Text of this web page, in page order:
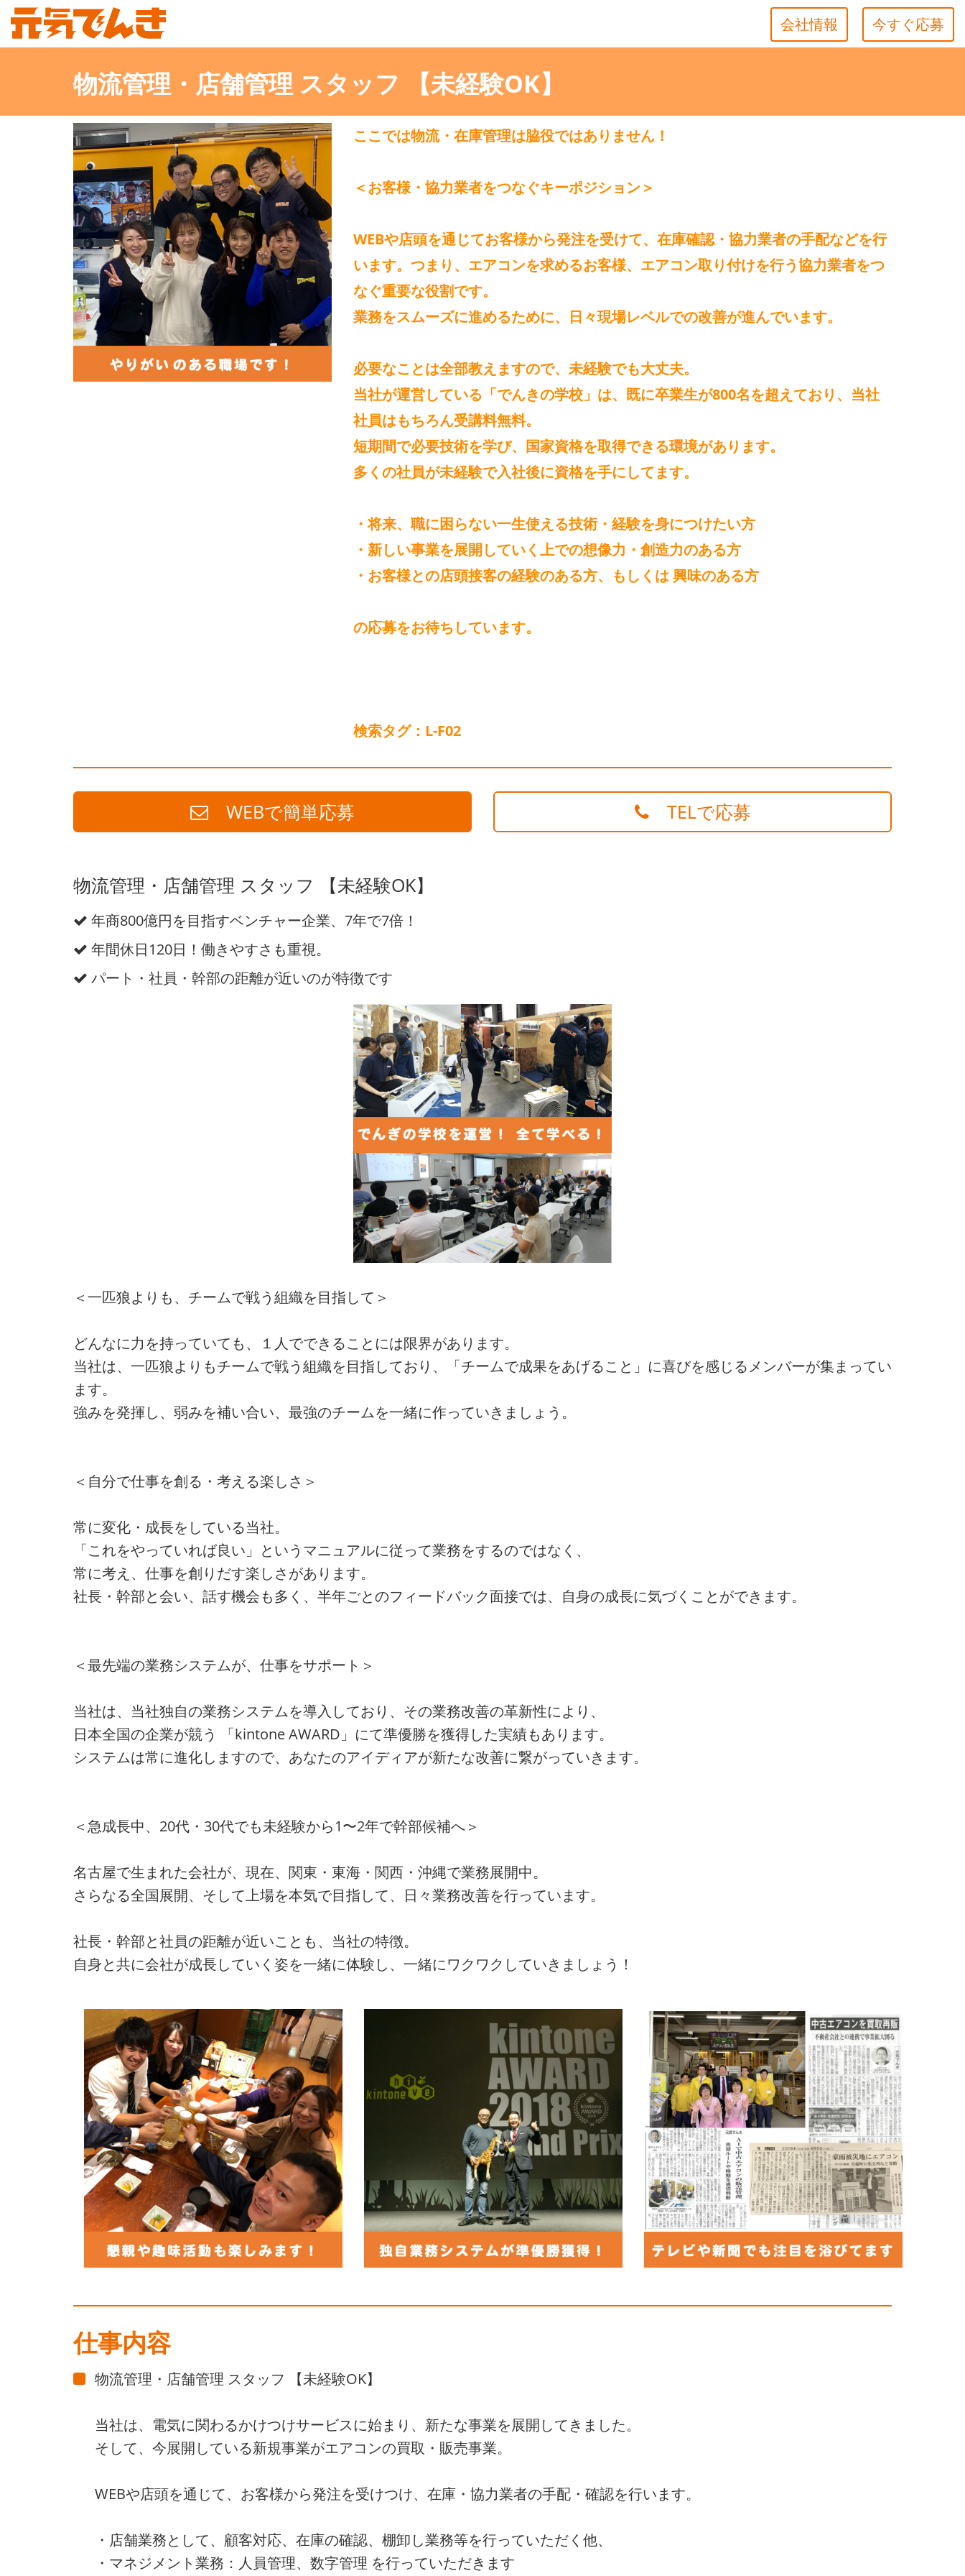
今すぐ応募
会社情報
物流管理・店舗管理 スタッフ 【未経験OK】
ここでは物流・在庫管理は脇役ではありません！
＜お客様・協力業者をつなぐキーポジション＞
WEBや店頭を通じてお客様から発注を受けて、在庫確認・協力業者の手配などを行
います。つまり、エアコンを求めるお客様、エアコン取り付けを行う協力業者をつ
なぐ重要な役割です。
業務をスムーズに進めるために、日々現場レベルでの改善が進んでいます。
必要なことは全部教えますので、未経験でも大丈夫。
当社が運営している「でんきの学校」は、既に卒業生が800名を超えており、当社
社員はもちろん受講料無料。
短期間で必要技術を学び、国家資格を取得できる環境があります。
多くの社員が未経験で入社後に資格を手にしてます。
・将来、職に困らない一生使える技術・経験を身につけたい方
・新しい事業を展開していく上での想像力・創造力のある方
・お客様との店頭接客の経験のある方、もしくは 興味のある方
の応募をお待ちしています。
検索タグ：L-F02
WEBで簡単応募 TELで応募
物流管理・店舗管理 スタッフ 【未経験OK】
年商800億円を目指すベンチャー企業、7年で7倍！
年間休日120日！働きやすさも重視。
パート・社員・幹部の距離が近いのが特徴です
＜一匹狼よりも、チームで戦う組織を目指して＞
どんなに力を持っていても、１人でできることには限界があります。
当社は、一匹狼よりもチームで戦う組織を目指しており、「チームで成果をあげること」に喜びを感じるメンバーが集まってい
ます。
強みを発揮し、弱みを補い合い、最強のチームを一緒に作っていきましょう。
＜自分で仕事を創る・考える楽しさ＞
常に変化・成長をしている当社。
「これをやっていれば良い」というマニュアルに従って業務をするのではなく、
常に考え、仕事を創りだす楽しさがあります。
社長・幹部と会い、話す機会も多く、半年ごとのフィードバック面接では、自身の成長に気づくことができます。
＜最先端の業務システムが、仕事をサポート＞
当社は、当社独自の業務システムを導入しており、その業務改善の革新性により、
日本全国の企業が競う 「kintone AWARD」にて準優勝を獲得した実績もあります。
システムは常に進化しますので、あなたのアイディアが新たな改善に繋がっていきます。
＜急成長中、20代・30代でも未経験から1〜2年で幹部候補へ＞
名古屋で生まれた会社が、現在、関東・東海・関西・沖縄で業務展開中。
さらなる全国展開、そして上場を本気で目指して、日々業務改善を行っています。
社長・幹部と社員の距離が近いことも、当社の特徴。
自身と共に会社が成長していく姿を一緒に体験し、一緒にワクワクしていきましょう！
仕事内容
物流管理・店舗管理 スタッフ 【未経験OK】
当社は、電気に関わるかけつけサービスに始まり、新たな事業を展開してきました。
そして、今展開している新規事業がエアコンの買取・販売事業。
WEBや店頭を通じて、お客様から発注を受けつけ、在庫・協力業者の手配・確認を行います。
・店舗業務として、顧客対応、在庫の確認、棚卸し業務等を行っていただく他、
・マネジメント業務：人員管理、数字管理 を行っていただきます